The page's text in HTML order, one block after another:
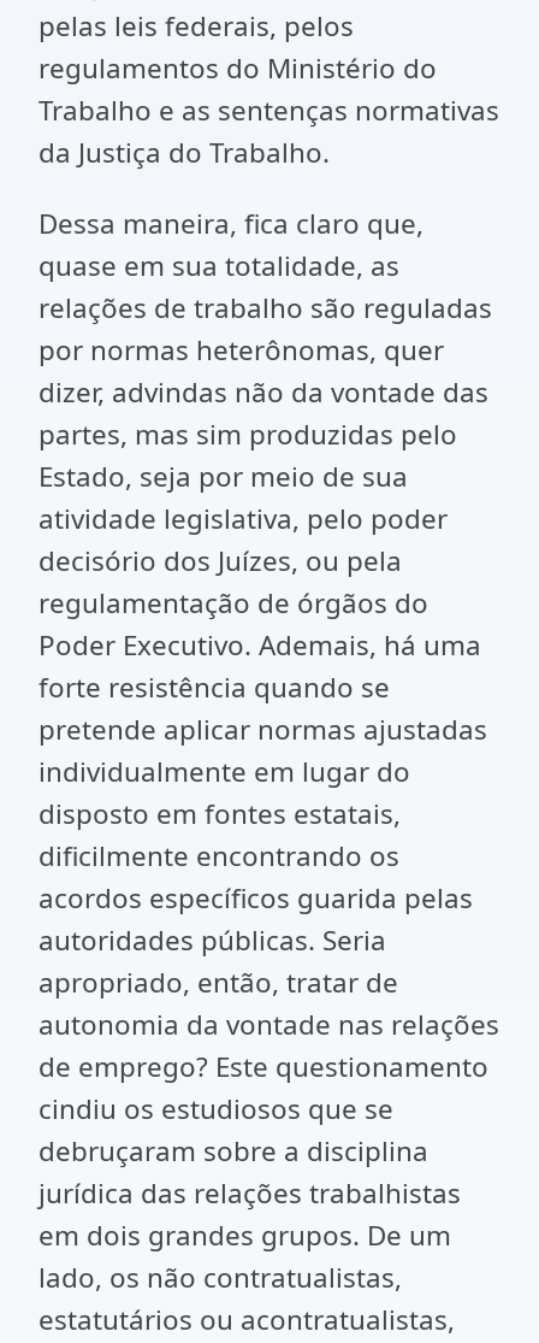
pelas leis federais, pelos
regulamentos do Ministério do
Trabalho e as sentenças normativas
da Justiça do Trabalho.
Dessa maneira, fica claro que,
quase em sua totalidade, as
relações de trabalho são reguladas
por normas heterônomas, quer
dizer, advindas não da vontade das
partes, mas sim produzidas pelo
Estado, seja por meio de sua
atividade legislativa, pelo poder
decisório dos Juízes, ou pela
regulamentação de órgãos do
Poder Executivo. Ademais, há uma
forte resistência quando se
pretende aplicar normas ajustadas
individualmente em lugar do
disposto em fontes estatais,
dificilmente encontrando os
acordos específicos guarida pelas
autoridades públicas. Seria
apropriado, então, tratar de
autonomia da vontade nas relações
de emprego? Este questionamento
cindiu os estudiosos que se
debruçaram sobre a disciplina
jurídica das relações trabalhistas
em dois grandes grupos. De um
lado, os não contratualistas,
estatutários ou acontratualistas,